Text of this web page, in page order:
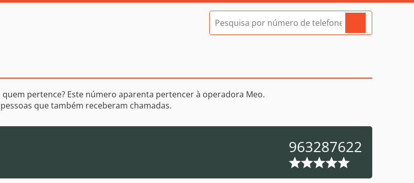
quem pertence? Este número aparenta pertencer à operadora Meo.
que também receberam chamadas.
963287622